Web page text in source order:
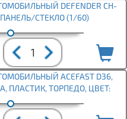
DEFENDER CH-
СТЕКЛО (1/60)
ACEFAST D36,
ПЛАСТИК, ТОРПЕДО, ЦВЕТ: